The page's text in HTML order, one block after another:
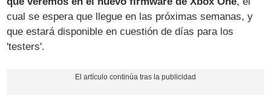
cual se espera que llegue en las próximas semanas, y
que estará disponible en cuestión de días para los
'testers'.